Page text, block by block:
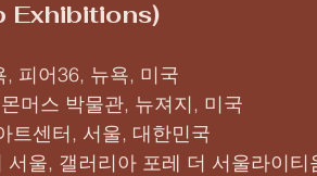
Exhibitions)
피어36, 뉴욕, 미국
머스 박물관, 뉴져지, 미국
트센터, 서울, 대한민국
서울, 갤러리아 포레 더 서울라이